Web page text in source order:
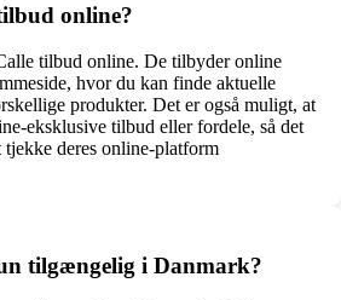
online?
tilbud online. De tilbyder online
hvor du kan finde aktuelle
produkter. Det er også muligt, at
eksklusive tilbud eller fordele, så det
deres online-platform
tilgængelig i Danmark?